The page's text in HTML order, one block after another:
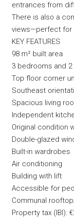
entrances from
There is also a
views—perfect for
KEY FEATURES
98 m² built area
3 bedrooms and
Top floor corner
Southeast
Spacious living
Independent
Original condition
Double-glazed
Built-in wardrobes
Air conditioning
Building with lift
Accessible for
Communal
Property tax (IBI):